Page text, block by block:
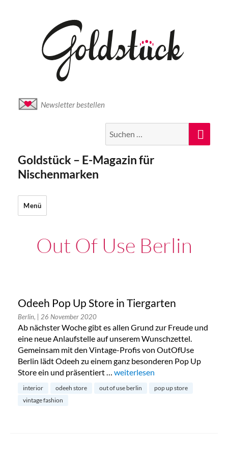
Newsletter bestellen
nach:
Goldstück – E-Magazin für
Nischenmarken
Menü
Out Of Use Berlin
Odeeh Pop Up Store in Tiergarten
Berlin, | 26 November 2020
Ab nächster Woche gibt es allen Grund zur Freude und
eine neue Anlaufstelle auf unserem Wunschzettel.
Gemeinsam mit den Vintage-Profis von OutOfUse
Berlin lädt Odeeh zu einem ganz besonderen Pop Up
Store ein und präsentiert … „Odeeh Pop Up Store in
weiterlesen
interior odeeh store out of use berlin
pop up store
vintage fashion